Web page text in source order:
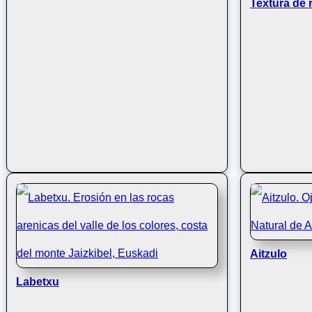
Textura
Labetxu
Aitzulo